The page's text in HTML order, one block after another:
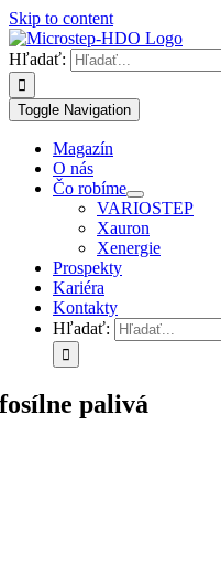
Skip to content
Hľadať:
Toggle Navigation
Magazín
O nás
Čo robíme
VARIOSTEP
Xauron
Xenergie
Prospekty
Kariéra
Kontakty
Hľadať:
fosílne palivá